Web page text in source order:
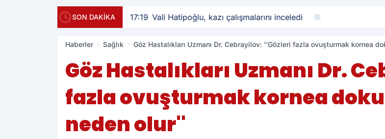
SON DAKİKA 17:19 Vali Hatipoğlu, kazı çalışmalarını inceledi
Haberler Sağlık Göz Hastalıkları Uzmanı Dr. Cebrayilov: ''Gözleri fazla ovuşturmak kornea
Göz Hastalıkları Uzmanı Dr.
fazla ovuşturmak kornea
neden olur''